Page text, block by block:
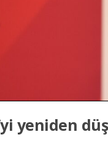
yeniden